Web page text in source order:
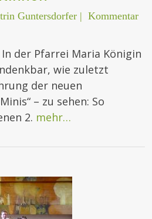
Guntersdorfer | Kommentar
der Pfarrei Maria Königin
wie zuletzt
der neuen
– zu sehen: So
2. mehr…